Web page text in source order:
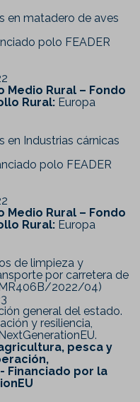
en matadero de aves
polo FEADER
Medio Rural – Fondo
Rural: Europa
en Industrias cárnicas
polo FEADER
Medio Rural – Fondo
Rural: Europa
de limpieza y
por carretera de
2022/04)
general del estado.
y resiliencia,
pesca y
Financiado por la